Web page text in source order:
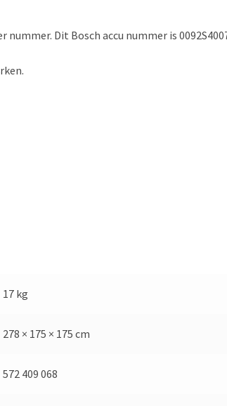
Dit Bosch accu nummer is
17 kg
278 × 175 × 175 cm
572 409 068